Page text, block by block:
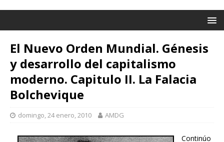
El Nuevo Orden Mundial. Génesis
y desarrollo del capitalismo
moderno. Capitulo II. La Falacia
Bolchevique
domingo, 24 enero, 2010 AMDG
Continúo